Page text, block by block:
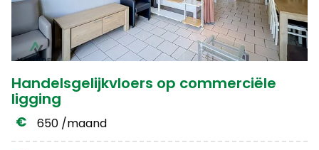
Handelsgelijkvloers op commerciële
ligging
650 /maand